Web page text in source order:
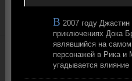
В 2007 году
приключениях Дока
являвшийся на самом
персонажей в Рика и
угадывается влияние